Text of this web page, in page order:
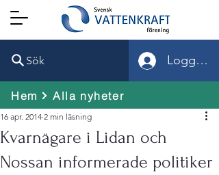
Sök Logga in
Hem Alla nyheter
Kvarnägare i Lidan och
Nossan informerade politiker
16 apr. 2014 2 min läsning